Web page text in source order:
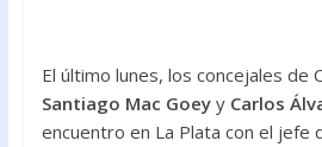
El último lunes, los concejales de
Santiago Mac Goeyy Carlos
encuentro en La Plata con el jefe